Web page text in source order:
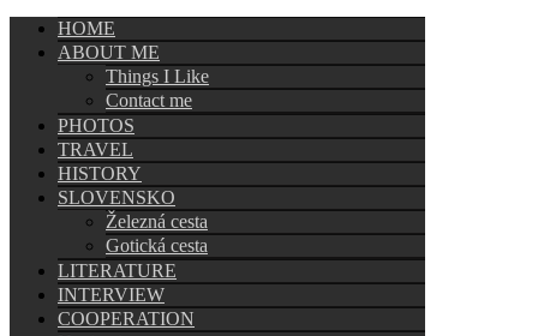
HOME
ABOUT ME
Things I Like
Contact me
PHOTOS
TRAVEL
HISTORY
SLOVENSKO
Železná cesta
Gotická cesta
LITERATURE
INTERVIEW
COOPERATION